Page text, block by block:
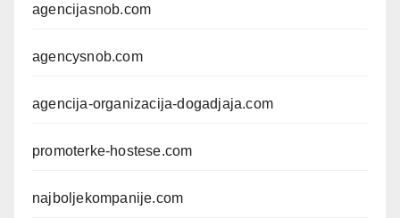
agencijasnob.com
agencysnob.com
agencija-organizacija-dogadjaja.com
promoterke-hostese.com
najboljekompanije.com